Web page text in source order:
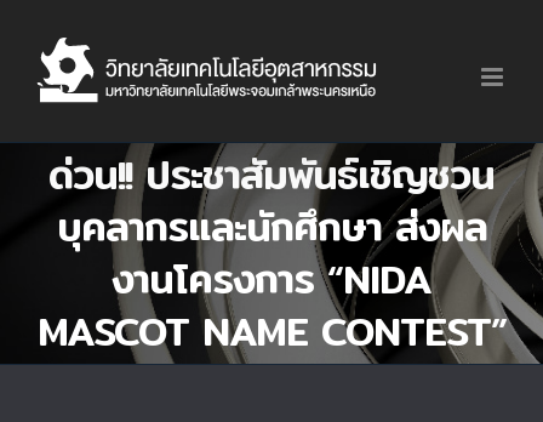
content
ด่วน!! ประชาสัมพันธ์เชิญชวน
บุคลากรและนักศึกษา ส่งผล
งานโครงการ “NIDA
MASCOT NAME CONTEST”